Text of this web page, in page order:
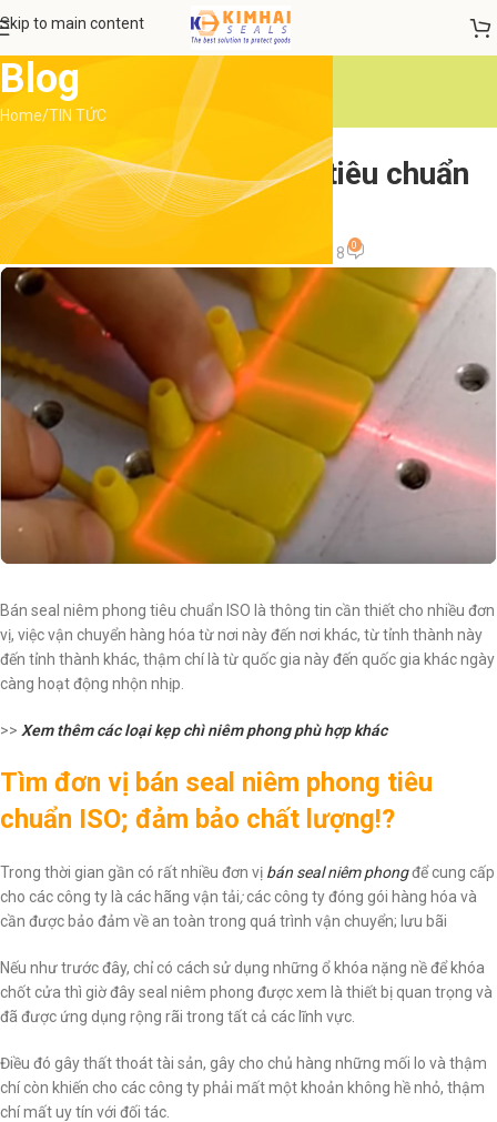
Skip to main content
Blog
Home TIN TỨC
Bán seal niêm phong tiêu chuẩn
chính hãng
On 25 Tháng 9, 2018 0
Bán seal niêm phong tiêu chuẩn ISO là thông tin cần thiết cho nhiều đơn
vị, việc vận chuyển hàng hóa từ nơi này đến nơi khác, từ tỉnh thành này
đến tỉnh thành khác, thậm chí là từ quốc gia này đến quốc gia khác ngày
càng hoạt động nhộn nhịp.
>> Xem thêm các loại kẹp chì niêm phong phù hợp khác
Tìm đơn vị bán seal niêm phong tiêu
chuẩn ISO; đảm bảo chất lượng!?
Trong thời gian gần có rất nhiều đơn vị bán seal niêm phongđể cung cấp
cho các công ty là các hãng vận tải;các công ty đóng gói hàng hóa và
cần được bảo đảm về an toàn trong quá trình vận chuyển; lưu bãi
Nếu như trước đây, chỉ có cách sử dụng những ổ khóa nặng nề để khóa
chốt cửa thì giờ đây seal niêm phong được xem là thiết bị quan trọng và
đã được ứng dụng rộng rãi trong tất cả các lĩnh vực.
Điều đó gây thất thoát tài sản, gây cho chủ hàng những mối lo và thậm
chí còn khiến cho các công ty phải mất một khoản không hề nhỏ, thậm
chí mất uy tín với đối tác.